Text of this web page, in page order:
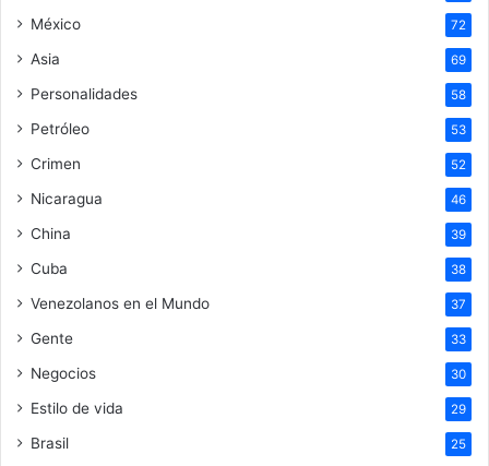
México 72
Asia 69
Personalidades 58
Petróleo 53
Crimen 52
Nicaragua 46
China 39
Cuba 38
Venezolanos en el Mundo 37
Gente 33
Negocios 30
Estilo de vida 29
Brasil 25